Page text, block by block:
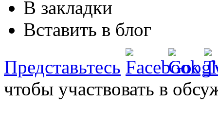
В закладки
Вставить в блог
Представьтесь
чтобы участвовать в